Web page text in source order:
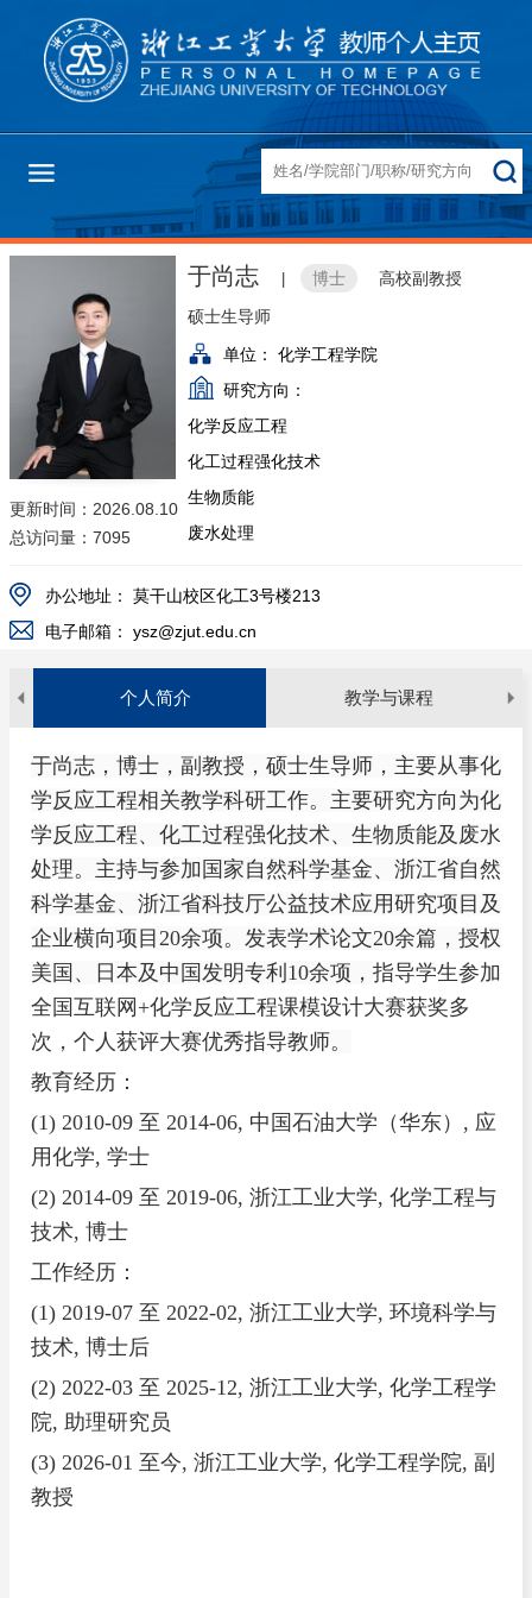
更新时间：2026.08.10
总访问量： 7095
于尚志 博士
高校副教授
硕士生导师
单位：
化学工程学院
研究方向：
化学反应工程
化工过程强化技术
生物质能
废水处理
办公地址：
莫干山校区化工3号楼213
电子邮箱：
ysz@zjut.edu.cn
个人简介 教学与课程
于尚志，博士，副教授，硕士生导师，主要从事化
学反应工程相关教学科研工作。主要研究方向为化
学反应工程、化工过程强化技术、生物质能及废水
处理。主持与参加国家自然科学基金、浙江省自然
科学基金、浙江省科技厅公益技术应用研究项目及
企业横向项目20余项。发表学术论文20余篇，授权
美国、日本及中国发明专利10余项， 指导学生参加
全国互联网 +化学反应工程课模设计大赛获奖多
次，个人获评大赛优秀指导教师。
教育经历：
(1) 2010-09 至 2014-06, 中国石油大学（华东） , 应
用化学, 学士
(2) 2014-09 至 2019-06, 浙江工业大学, 化学工程与
技术, 博士
工作经历：
(1) 2019-07 至 2022-02, 浙江工业大学, 环境科学与
技术, 博士后
(2) 2022-03 至 2025-12, 浙江工业大学, 化学工程学
院, 助理研究员
(3) 2026-01 至今, 浙江工业大学, 化学工程学院, 副
教授
本科生课程：《化学反应工程》《反应器设计》《化
工过程强化技术》《化工原理实验》《化工综合创新
实践》
研究生课程：《反应工程（专硕）》《化学反应器分
析》
主持国家自然科学基金青年项目1项，中国博士后科
学基金面上项目1项，企业横向项目1项，参与国家自
然科学基金面上项目2项，浙江省“尖兵”“领雁”研发
攻关计划项目1项，浙江省科技厅公益技术应用研究
项目1项。
一、科研论文
1.Shangzhi Yu,Hua Zhang, Zhendong Liu, Tao Yi, Xiaoning
Mao, Xiaojiang Liang, Yong Nie*, Design and optimization of
electromagnetic induction heating pyrolysis reactor based on load
impedance model and heat transfer model[J]. Chemical
Engineering Journal, 2025, 509: 160851.
2.Shangzhi Yu,Wenyu Yuan, Jianfeng Bai, Qinglong Xie,
Xiaojiang Liang and Yong Nie*, Catalytic combustion of biodiesel
wastewater over the Fe2O3catalyst coupled with a Pt-based
catalyst[J]. Environmental Science-Water Research & Technology,
2024, 10: 2366-2380.
3.Shangzhi Yu,
Yong Nie*, Catalytic combustion of biodiesel wastewater on red
Yong Nie*. Efficient treatment of biodiesel wastewater by catalytic
combustion[J]. Journal of Water Process Engineering, 2021, 43:
102207.
5.Shangzhi Yu, Ying Duan, Xiaoning Mao, Qinglong Xie,
Gaoxiang Zeng, Meizhen Lu, Yong Nie*, Jianbing Ji. Pyrolysis of
methyl ricinoleate by microwave-assisted heating coupled with
atomization feeding[J]. Journal of Analytical and Applied